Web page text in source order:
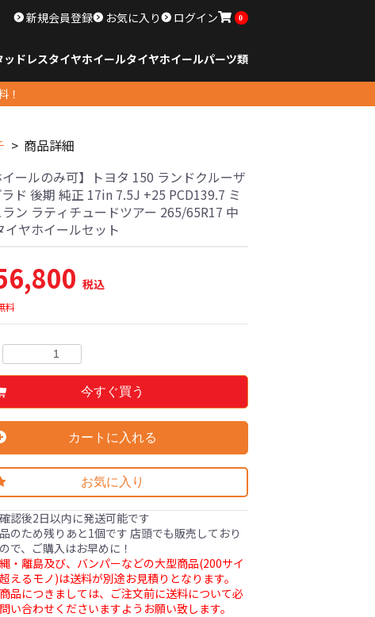
新規会員登録 お気に入り ログイン 0
ッドレスタイヤホイールタイヤホイールパーツ類
！
商品詳細
イールのみ可】トヨタ 150 ランドクルーザ
ド 後期 純正 17in 7.5J +25 PCD139.7 ミ
ン ラティチュードツアー 265/65R17 中
イヤホイールセット
税込
料
今すぐ買う
カートに入れる
お気に入り
認後2日以内に発送可能です
のため残りあと1個です 店頭でも販売しており
で、ご購入はお早めに！
・離島及び、バンパーなどの大型商品(200サイ
えるモノ)は送料が別途お見積りとなります。
品につきましては、ご注文前に送料について必
い合わせくださいますようお願い致します。